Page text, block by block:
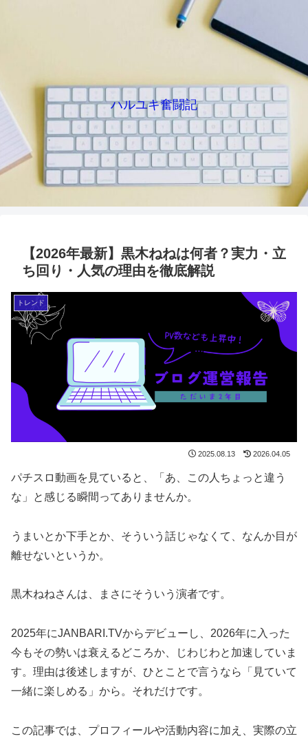
ハルユキ奮闘記
【2026年最新】黒木ねねは何者？実力・立
ち回り・人気の理由を徹底解説
トレンド
2025.08.13 2026.04.05
パチスロ動画を見ていると、「あ、この人ちょっと違う
な」と感じる瞬間ってありませんか。
うまいとか下手とか、そういう話じゃなくて、なんか目が
離せないというか。
黒木ねねさんは、まさにそういう演者です。
2025年にJANBARI.TVからデビューし、2026年に入った
今もその勢いは衰えるどころか、じわじわと加速していま
す。理由は後述しますが、ひとことで言うなら「見ていて
一緒に楽しめる」から。それだけです。
この記事では、プロフィールや活動内容に加え、実際の立